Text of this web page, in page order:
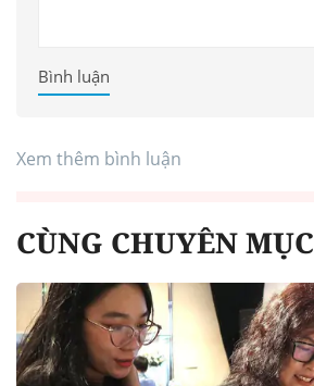
Bình luận
Xem thêm bình luận
CÙNG CHUYÊN MỤC